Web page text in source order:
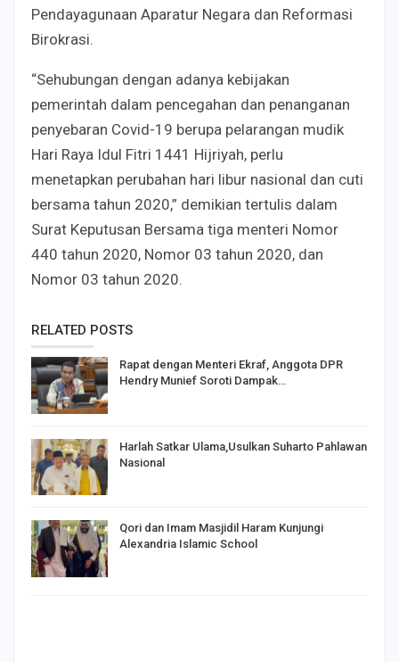
Pendayagunaan Aparatur Negara dan Reformasi
Birokrasi.
“Sehubungan dengan adanya kebijakan
pemerintah dalam pencegahan dan penanganan
penyebaran Covid-19 berupa pelarangan mudik
Hari Raya Idul Fitri 1441 Hijriyah, perlu
menetapkan perubahan hari libur nasional dan cuti
bersama tahun 2020,” demikian tertulis dalam
Surat Keputusan Bersama tiga menteri Nomor
440 tahun 2020, Nomor 03 tahun 2020, dan
Nomor 03 tahun 2020.
RELATED POSTS
Rapat dengan Menteri Ekraf, Anggota DPR
Hendry Munief Soroti Dampak…
Harlah Satkar Ulama,Usulkan Suharto Pahlawan
Nasional
Qori dan Imam Masjidil Haram Kunjungi
Alexandria Islamic School